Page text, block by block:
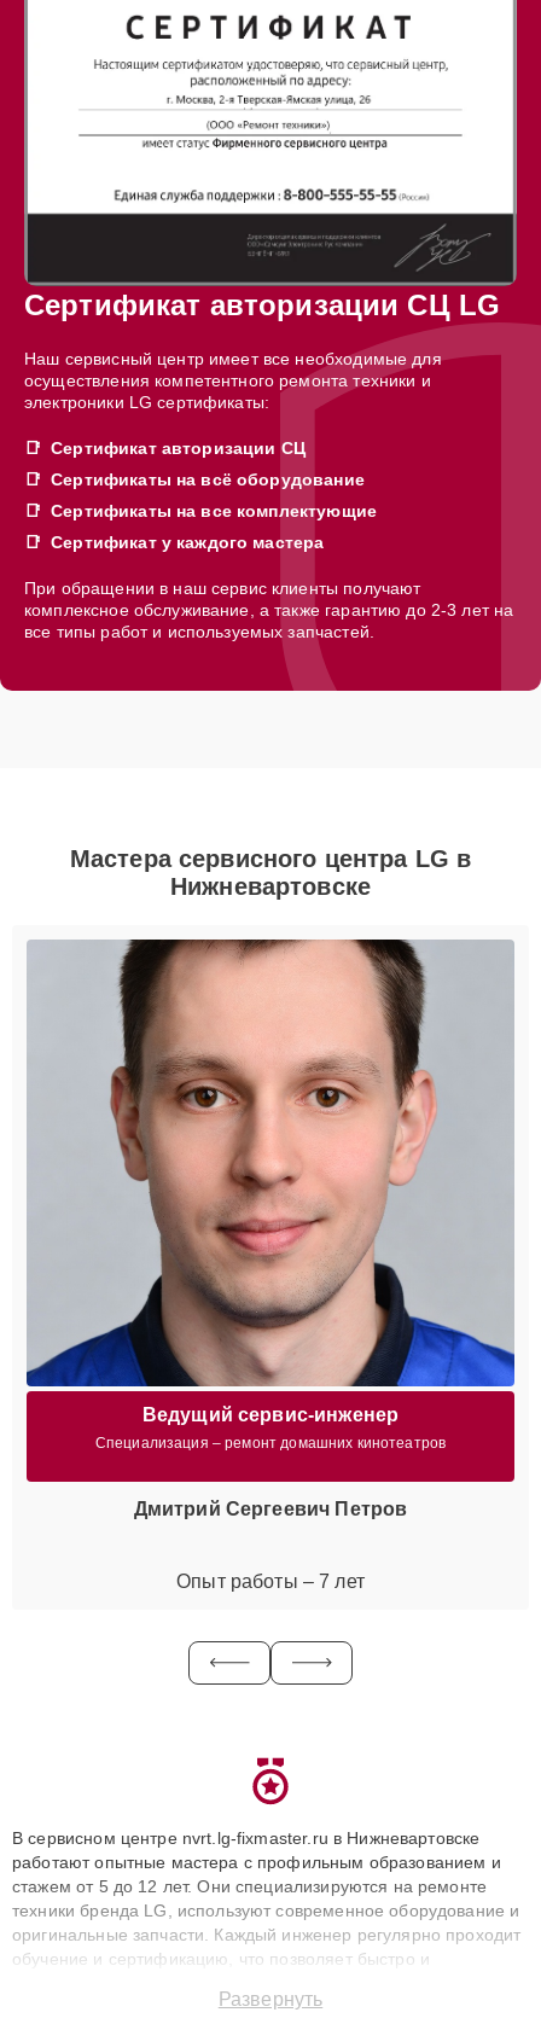
Сертификат авторизации СЦ LG
Наш сервисный центр имеет все необходимые для
осуществления компетентного ремонта техники и
электроники LG сертификаты:
Сертификат авторизации СЦ
Сертификаты на всё оборудование
Сертификаты на все комплектующие
Сертификат у каждого мастера
При обращении в наш сервис клиенты получают
комплексное обслуживание, а также гарантию до 2-3 лет на
все типы работ и используемых запчастей.
Мастера сервисного центра LG в
Нижневартовске
Ведущий сервис-инженер
Специализация – ремонт домашних кинотеатров
Дмитрий Сергеевич Петров
Опыт работы – 7 лет
В сервисном центре nvrt.lg-fixmaster.ru в Нижневартовске
работают опытные мастера с профильным образованием и
стажем от 5 до 12 лет. Они специализируются на ремонте
техники бренда LG, используют современное оборудование и
оригинальные запчасти. Каждый инженер регулярно проходит
обучение и сертификацию, что позволяет быстро и
сохранением гарантии до 3 лет. Наши мастера решают
Развернуть